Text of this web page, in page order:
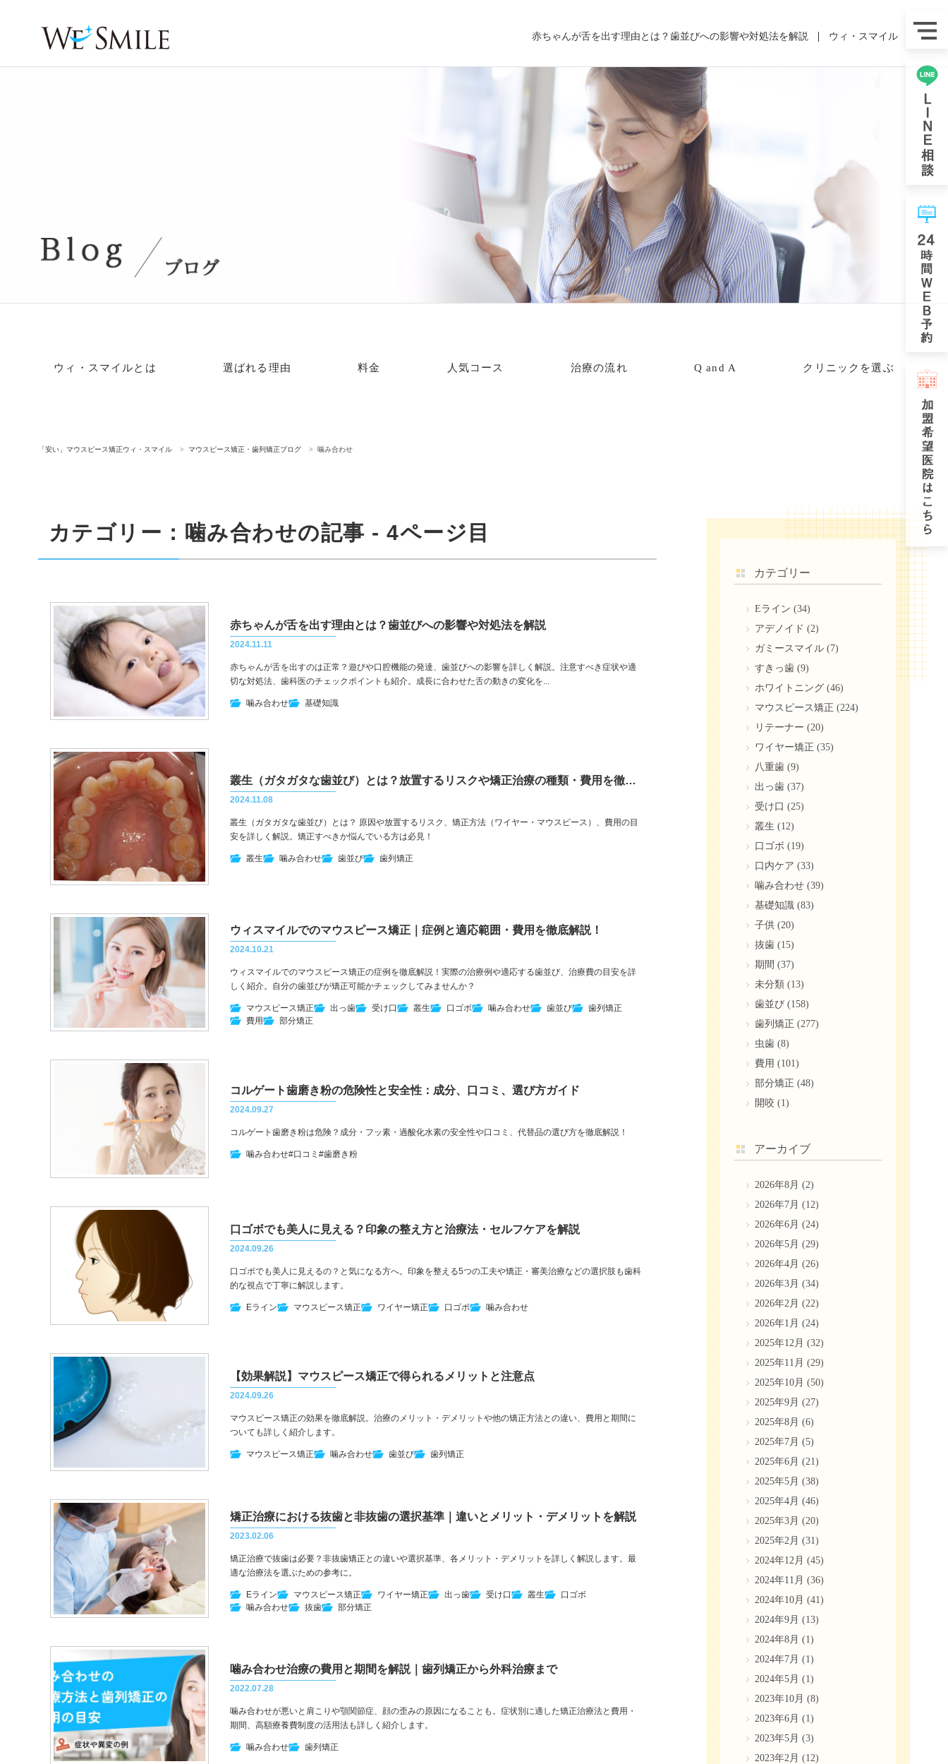
赤ちゃんが舌を出す理由とは？歯並びへの影響や対処法を解説 ウィ・スマイル
ウィ・スマイルとは 選ばれる理由 料金 人気コース 治療の流れ Q and A クリニックを選ぶ
「安い」マウスピース矯正ウィ・スマイル マウスピース矯正・歯列矯正ブログ 噛み合わせ
カテゴリー：噛み合わせの記事 - 4ページ目
赤ちゃんが舌を出す理由とは？歯並びへの影響や対処法を解説
2024.11.11
赤ちゃんが舌を出すのは正常？遊びや口腔機能の発達、歯並びへの影響を詳しく解説。注意すべき症状や適
切な対処法、歯科医のチェックポイントも紹介。成長に合わせた舌の動きの変化を...
噛み合わせ 基礎知識
叢生（ガタガタな歯並び）とは？放置するリスクや矯正治療の種類・費用を徹底解説！
2024.11.08
叢生（ガタガタな歯並び）とは？ 原因や放置するリスク、矯正方法（ワイヤー・マウスピース）、費用の目
安を詳しく解説。矯正すべきか悩んでいる方は必見！
叢生 噛み合わせ 歯並び 歯列矯正
ウィスマイルでのマウスピース矯正｜症例と適応範囲・費用を徹底解説！
2024.10.21
ウィスマイルでのマウスピース矯正の症例を徹底解説！実際の治療例や適応する歯並び、治療費の目安を詳
しく紹介。自分の歯並びが矯正可能かチェックしてみませんか？
マウスピース矯正 出っ歯 受け口 叢生 口ゴボ 噛み合わせ 歯並び
歯列矯正
費用
部分矯正
コルゲート歯磨き粉の危険性と安全性：成分、口コミ、選び方ガイド
2024.09.27
コルゲート歯磨き粉は危険？成分・フッ素・過酸化水素の安全性や口コミ、代替品の選び方を徹底解説！
噛み合わせ#口コミ#歯磨き粉
口ゴボでも美人に見える？印象の整え方と治療法・セルフケアを解説
2024.09.26
口ゴボでも美人に見えるの？と気になる方へ。印象を整える5つの工夫や矯正・審美治療などの選択肢も歯科
的な視点で丁寧に解説します。
Eライン マウスピース矯正 ワイヤー矯正 口ゴボ 噛み合わせ
【効果解説】マウスピース矯正で得られるメリットと注意点
2024.09.26
マウスピース矯正の効果を徹底解説。治療のメリット・デメリットや他の矯正方法との違い、費用と期間に
ついても詳しく紹介します。
マウスピース矯正 噛み合わせ 歯並び 歯列矯正
矯正治療における抜歯と非抜歯の選択基準｜違いとメリット・デメリットを解説
2023.02.06
矯正治療で抜歯は必要？非抜歯矯正との違いや選択基準、各メリット・デメリットを詳しく解説します。最
適な治療法を選ぶための参考に。
Eライン マウスピース矯正 ワイヤー矯正 出っ歯 受け口 叢生
口ゴボ
噛み合わせ
抜歯 部分矯正
噛み合わせ治療の費用と期間を解説｜歯列矯正から外科治療まで
2022.07.28
噛み合わせが悪いと肩こりや顎関節症、顔の歪みの原因になることも。症状別に適した矯正治療法と費用・
期間、高額療養費制度の活用法も詳しく紹介します。
噛み合わせ 歯列矯正
カテゴリー
Eライン (34)
アデノイド (2)
ガミースマイル(7)
すきっ歯(9)
ホワイトニング(46)
マウスピース矯正 (224)
リテーナー (20)
ワイヤー矯正 (35)
八重歯(9)
出っ歯(37)
受け口 (25)
叢生 (12)
口ゴボ (19)
口内ケア (33)
噛み合わせ(39)
基礎知識(83)
子供(20)
抜歯(15)
期間 (37)
未分類(13)
歯並び(158)
歯列矯正 (277)
虫歯(8)
費用 (101)
部分矯正 (48)
開咬 (1)
アーカイブ
2026年8月 (2)
2026年7月 (12)
2026年6月 (24)
2026年5月 (29)
2026年4月 (26)
2026年3月 (34)
2026年2月 (22)
2026年1月 (24)
2025年12月 (32)
2025年11月 (29)
2025年10月 (50)
2025年9月 (27)
2025年8月 (6)
2025年7月 (5)
2025年6月 (21)
2025年5月 (38)
2025年4月 (46)
2025年3月 (20)
2025年2月 (31)
2024年12月 (45)
2024年11月 (36)
2024年10月 (41)
2024年9月 (13)
2024年8月 (1)
2024年7月 (1)
2024年5月 (1)
2023年10月 (8)
2023年6月 (1)
2023年5月 (3)
2023年2月 (12)